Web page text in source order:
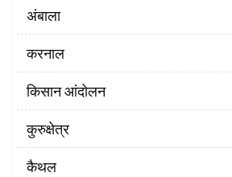
अंबाला
करनाल
किसान आंदोलन
कुरुक्षेत्र
कैथल